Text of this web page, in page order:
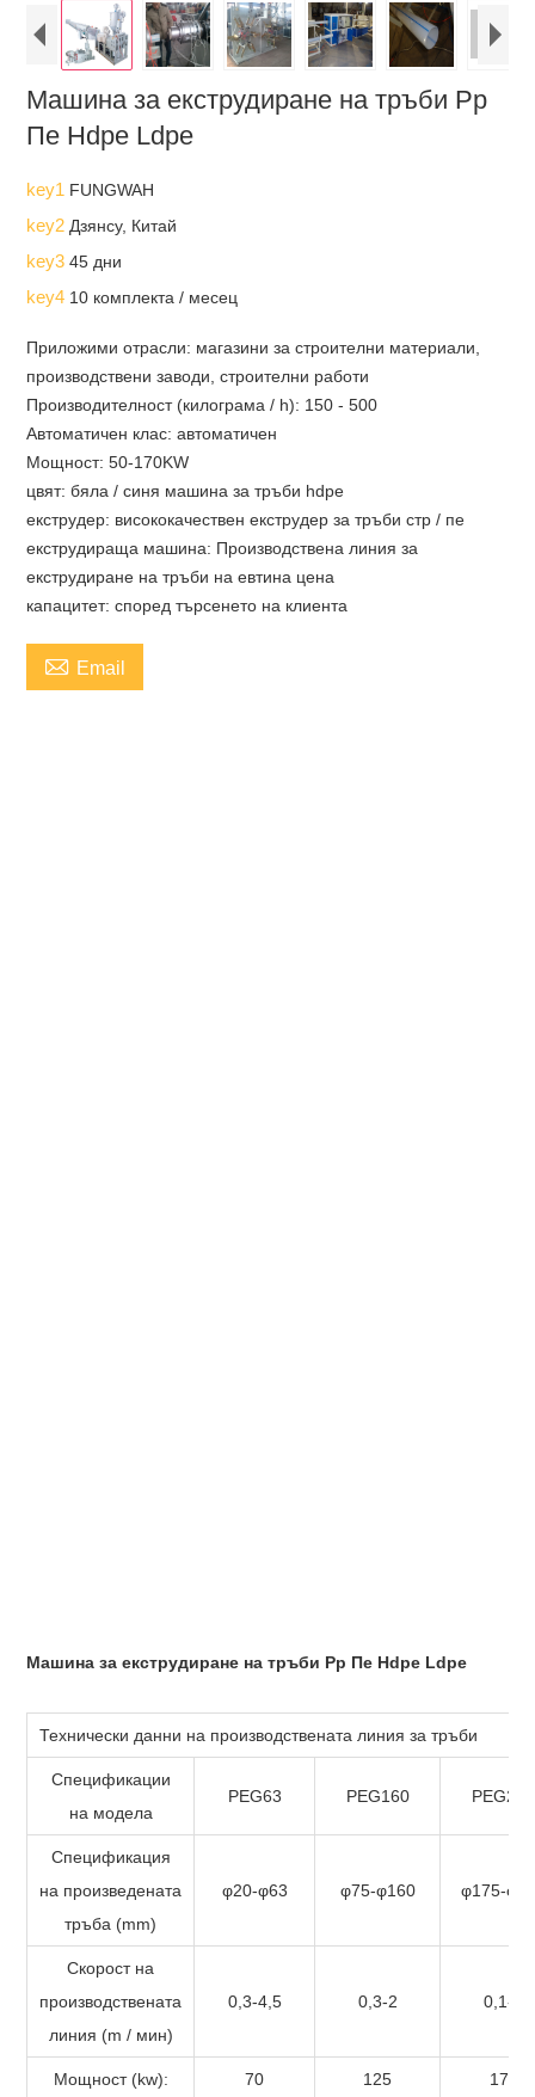
Машина за екструдиране на тръби Pp
Пе Hdpe Ldpe
key1 FUNGWAH
key2 Дзянсу, Китай
key345 дни
key4 10 комплекта / месец
Приложими отрасли: магазини за строителни материали,
производствени заводи, строителни работи
Производителност (килограма / h): 150 - 500
Автоматичен клас: автоматичен
Мощност: 50-170KW
цвят: бяла / синя машина за тръби hdpe
екструдер: висококачествен екструдер за тръби стр / пе
екструдираща машина: Производствена линия за
екструдиране на тръби на евтина цена
капацитет: според търсенето на клиента
 Email
Машина за екструдиране на тръби Pp Пе Hdpe Ldpe
Технически данни на производствената линия за тръби
Спецификации
на модела
PEG63 PEG160 PEG250
Спецификация
на произведената
тръба (mm)
φ20-φ63 φ75-φ160 φ175-
Скорост на
производствената
линия (m / мин)
0,3-4,5 0,3-2 0,1-2
Мощност (kw): 70 125 170